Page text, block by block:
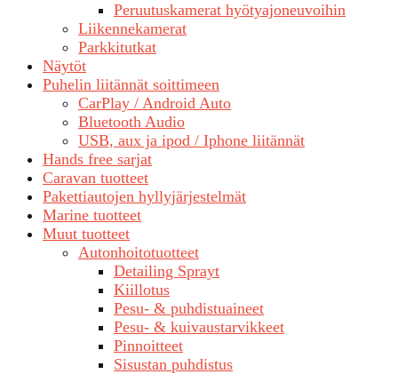
Peruutuskamerat hyötyajoneuvoihin
Liikennekamerat
Parkkitutkat
Näytöt
Puhelin liitännät soittimeen
CarPlay / Android Auto
Bluetooth Audio
USB, aux ja ipod / Iphone liitännät
Hands free sarjat
Caravan tuotteet
Pakettiautojen hyllyjärjestelmät
Marine tuotteet
Muut tuotteet
Autonhoitotuotteet
Detailing Sprayt
Kiillotus
Pesu- & puhdistuaineet
Pesu- & kuivaustarvikkeet
Pinnoitteet
Sisustan puhdistus